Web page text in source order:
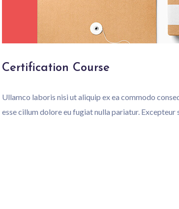
Certification Course
Ullamco laboris nisi ut aliquip ex ea commodo
esse cillum dolore eu fugiat nulla pariatur.